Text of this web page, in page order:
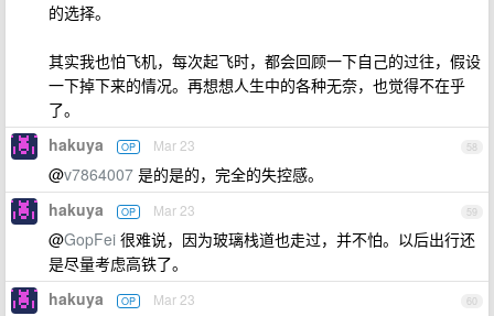
的选择。
其实我也怕飞机，每次起飞时，都会回顾一下自己的过往，假设
一下掉下来的情况。再想想人生中的各种无奈，也觉得不在乎
了。
58
hakuya OP Mar 23
@v7864007 是的是的，完全的失控感。
59
hakuya OP Mar 23
@GopFei 很难说，因为玻璃栈道也走过，并不怕。以后出行还
是尽量考虑高铁了。
60
hakuya OP Mar 23